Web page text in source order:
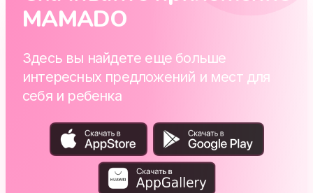
MAMADO
Здесь вы найдете еще больше
интересных предложений и мест для
себя и ребенка